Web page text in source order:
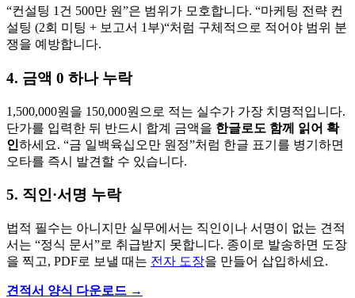
“컨설팅 1건 500만 원”은 범위가 모호합니다. “마케팅 전략 컨
설팅 (2회 미팅 + 보고서 1부)“처럼 구체적으로 적어야 범위 분
쟁을 예방합니다.
4. 금액 0 하나 누락
1,500,000원을 150,000원으로 적는 실수가 가장 치명적입니다.
단가를 입력한 뒤 반드시 합계 금액을 한글로도 함께 읽어 확
인하세요. “금 일백육십오만 원정”처럼 한글 표기를 병기하면
오타를 즉시 발견할 수 있습니다.
5. 직인·서명 누락
법적 필수는 아니지만 실무에서는 직인이나 서명이 없는 견적
서는 “정식 문서”로 취급받지 못합니다. 종이로 발송하면 도장
을 찍고, PDF로 보낼 때는 전자 도장을 만들어 삽입하세요.
견적서 양식 다운로드 →